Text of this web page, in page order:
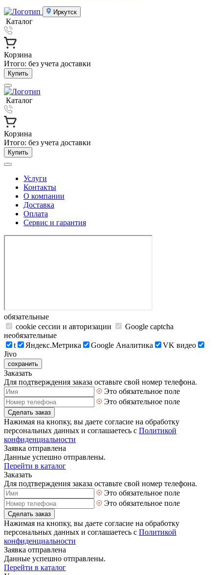
Иркутск
Каталог
Корзина
Итого: без учета доставки
Купить
Каталог
Корзина
Итого: без учета доставки
Купить
Услуги
Контакты
О компании
Доставка
Оплата
Сервис и гарантия
обязательные
cookie сессии и авторизации
Google captcha
необязательные
t
Яндекс.Метрика Google Аналитика
VK видео
Jivo
сохранить
Заказать
Для подтверждения заказа оставьте свой номер телефона.
Это обязательное поле
Это обязательное поле
Сделать заказ
Нажимая на кнопку, вы даете согласие на обработку
персональных данных и соглашаетесь с Политикой
конфиденциальности
Заявка отправлена
Данные успешно отправлены.
Перейти в каталог
Заказать
Для подтверждения заказа оставьте свой номер телефона.
Это обязательное поле
Это обязательное поле
Сделать заказ
Нажимая на кнопку, вы даете согласие на обработку
персональных данных и соглашаетесь с Политикой
конфиденциальности
Заявка отправлена
Данные успешно отправлены.
Перейти в каталог